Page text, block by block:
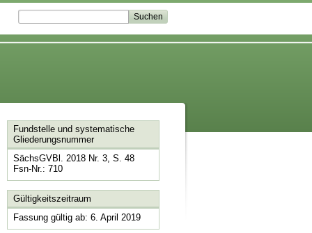
Fundstelle und systematische
Gliederungsnummer
SächsGVBl. 2018 Nr. 3, S. 48
Fsn-Nr.: 710
Gültigkeitszeitraum
Fassung gültig ab: 6. April 2019